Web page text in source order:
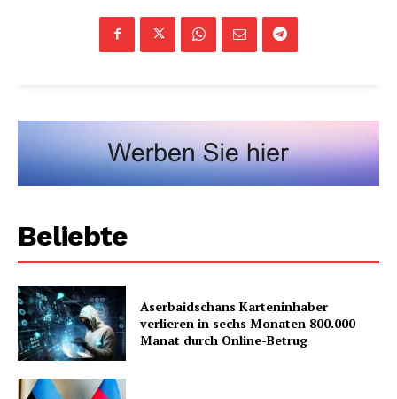
Beliebte
Aserbaidschans Karteninhaber
verlieren in sechs Monaten 800.000
Manat durch Online-Betrug